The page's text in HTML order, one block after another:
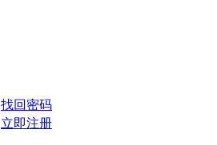
找回密码
立即注册